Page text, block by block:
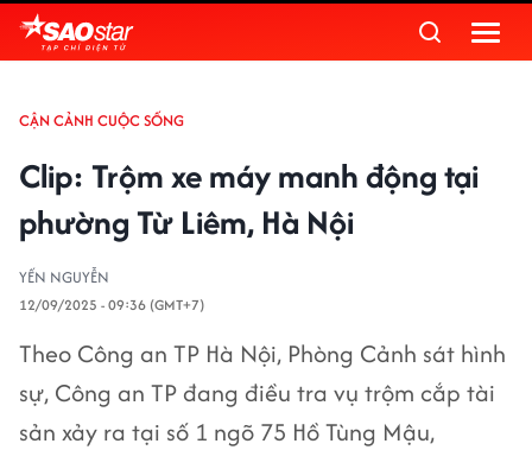
CẬN CẢNH CUỘC SỐNG
Clip: Trộm xe máy manh động tại
phường Từ Liêm, Hà Nội
YẾN NGUYỄN
12/09/2025 - 09:36 (GMT+7)
Theo Công an TP Hà Nội, Phòng Cảnh sát hình
sự, Công an TP đang điều tra vụ trộm cắp tài
sản xảy ra tại số 1 ngõ 75 Hồ Tùng Mậu,